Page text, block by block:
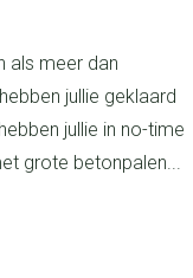
als meer dan
jullie geklaard
jullie in no-time
grote betonpalen...